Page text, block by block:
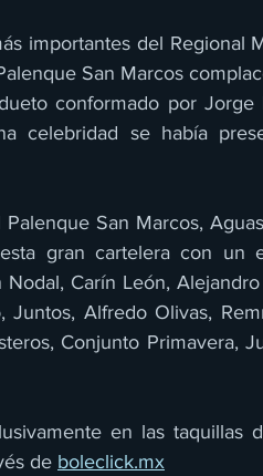
importantes del Regional
San Marcos
conformado por Jorge
celebridad se había
San Marcos,
gran cartelera con un
Carín León,
Juntos, Alfredo Olivas,
Conjunto Primavera,
en las taquillas
de boleclick.mx